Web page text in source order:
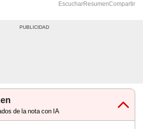
EscucharResumenCompartir
de la nota con IA